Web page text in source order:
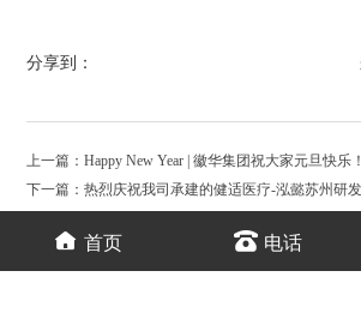
分享到：
上一篇：Happy New Year | 徽华集团祝大家元旦快乐！
下一篇：热烈庆祝我司承建的健适医疗-泓懿苏州研
返回列表
首页 电话